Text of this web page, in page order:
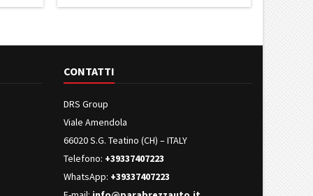
CONTATTI
DRS Group
Viale Amendola
66020 S.G. Teatino (CH) – ITALY
Telefono: +39337407223
WhatsApp: +39337407223